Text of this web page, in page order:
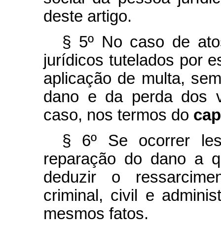
deste artigo.
§ 5º No caso de
jurídicos tutelados por
aplicação de multa,
dano e da perda dos
caso, nos termos do
§ 6º Se ocorrer
reparação do dano a
deduzir o
criminal, civil e
mesmos fatos.